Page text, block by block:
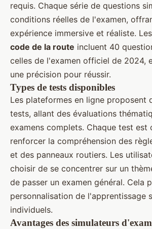
requis. Chaque série de questions
conditions réelles de l'examen,
expérience immersive et réaliste. Les
code de la route incluent 40
celles de l'examen officiel de 2024,
une précision pour réussir.
Types de tests disponibles
Les plateformes en ligne proposent
tests, allant des évaluations
examens complets. Chaque test est
renforcer la compréhension des
et des panneaux routiers. Les
choisir de se concentrer sur un
de passer un examen général. Cela
personnalisation de l'apprentissage
individuels.
Avantages des simulateurs